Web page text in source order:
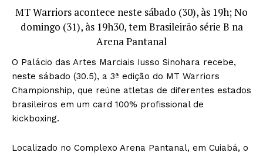
MT Warriors acontece neste sábado (30), às 19h; No
domingo (31), às 19h30, tem Brasileirão série B na
Arena Pantanal
O Palácio das Artes Marciais Iusso Sinohara recebe,
neste sábado (30.5), a 3ª edição do MT Warriors
Championship, que reúne atletas de diferentes estados
brasileiros em um card 100% profissional de
kickboxing.
Localizado no Complexo Arena Pantanal, em Cuiabá, o